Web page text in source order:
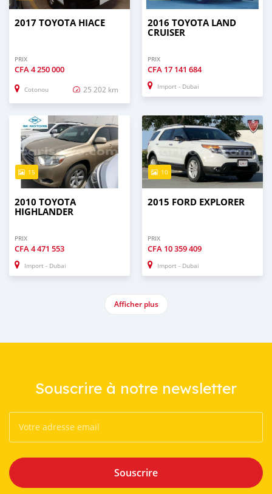
2017 TOYOTA HIACE
PRIX
CFA4 250 000
Cotonou 25 202 km
2016 TOYOTA LAND
CRUISER
PRIX
CFA 17 141 684
Import - Dubai
15
2010 TOYOTA
HIGHLANDER
PRIX
CFA4 471 553
Import - Dubai
10
2015 FORD EXPLORER
PRIX
CFA 10 359 409
Import - Dubai
Afficher plus
Souscrire à notre newsletter
Souscrire